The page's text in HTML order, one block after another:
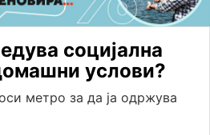
социјална
услови?
метро за да ја одржува